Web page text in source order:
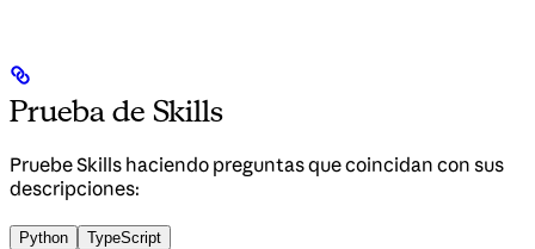
Prueba de Skills
Pruebe Skills haciendo preguntas que coincidan con sus
descripciones:
Python TypeScript